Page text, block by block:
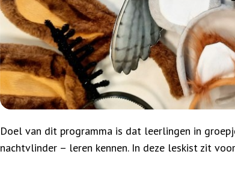
Doel van dit programma is dat leerlingen in
nachtvlinder – leren kennen. In deze leskist zit